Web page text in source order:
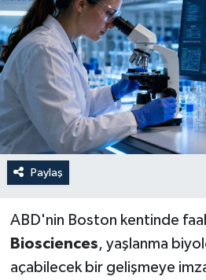
Paylaş
ABD'nin Boston kentinde
Biosciences, yaşlanma
açabilecek bir gelişmeye